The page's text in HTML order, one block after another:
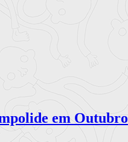
em Outubro